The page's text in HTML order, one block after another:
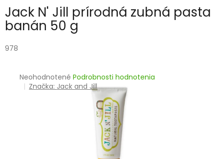
MINERÁLY
EROTIKA
Jack N' Jill prírodná zubná pasta
banán 50 g
978
Priemerné
hodnotenie
Neohodnotené Podrobnosti hodnotenia
Značka: Jack and Jill